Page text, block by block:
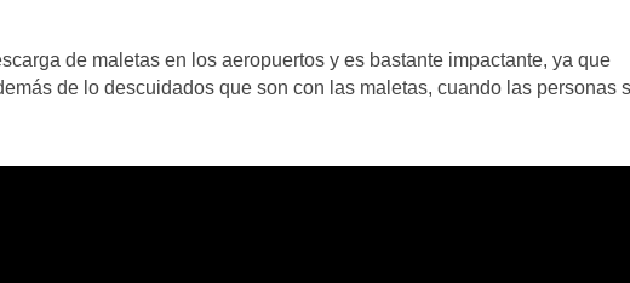
de maletas en los aeropuertos y es bastante impactante, ya que
de lo descuidados que son con las maletas, cuando las personas